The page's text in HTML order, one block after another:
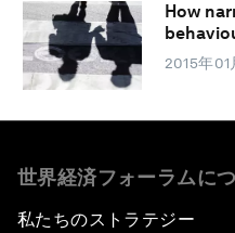
How
2015年01
世界経済フォーラムに
私たちのストラテジー